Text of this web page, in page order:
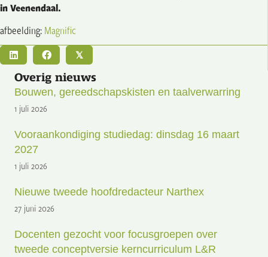
in Veenendaal.
afbeelding: Magnific
𝕏
Overig nieuws
Bouwen, gereedschapskisten en taalverwarring
1 juli 2026
Vooraankondiging studiedag: dinsdag 16 maart
2027
1 juli 2026
Nieuwe tweede hoofdredacteur Narthex
27 juni 2026
Docenten gezocht voor focusgroepen over
tweede conceptversie kerncurriculum L&R